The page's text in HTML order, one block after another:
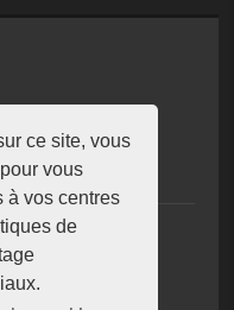
ce site, vous
vous
à vos centres
de